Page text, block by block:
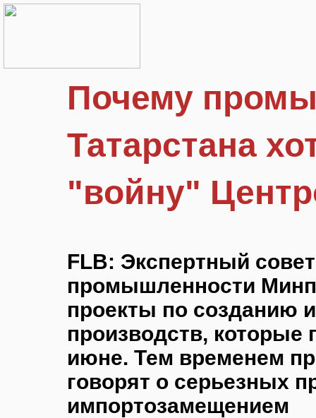
Почему
Татарстана
"войну"
FLB: Экспертный
промышленности
проекты по созданию
производств, которые
июне. Тем временем
говорят о серьезных
импортозамещением